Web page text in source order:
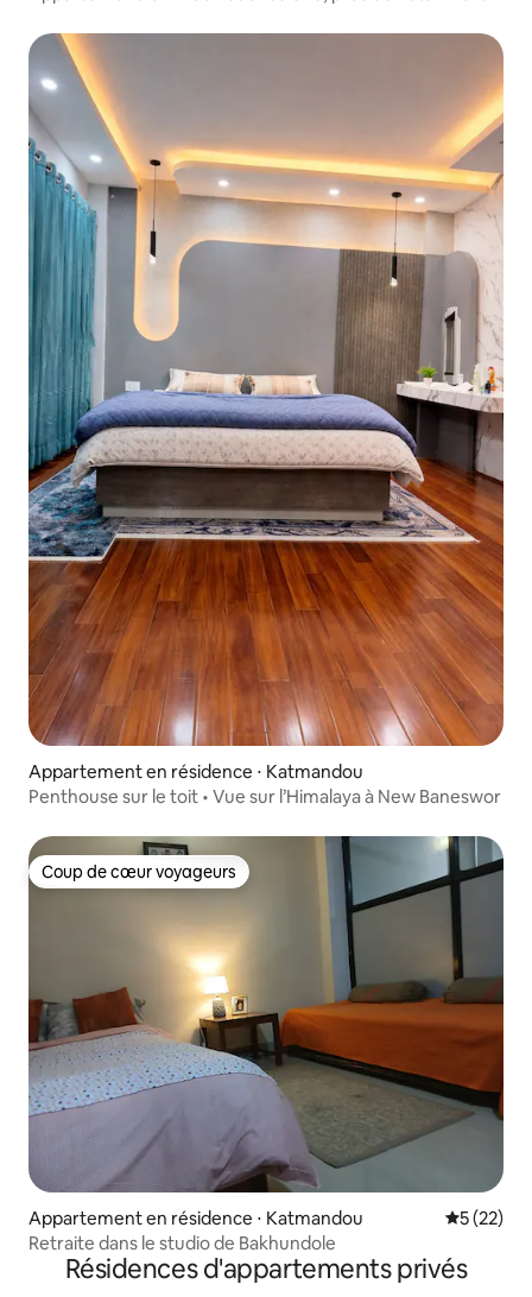
Appartement en résidence ⋅ Katmandou
Penthouse sur le toit • Vue sur l’Himalaya à New Baneswor
Coup de cœur voyageurs
Coup de cœur voyageurs
Appartement en résidence ⋅ Katmandou
5 (22)
Retraite dans le studio de Bakhundole
Résidences d'appartements privés